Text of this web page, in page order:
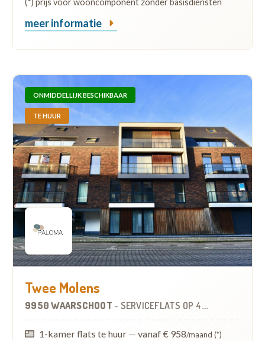
meer informatie
ONMIDDELLIJK BESCHIKBAAR
TE HUUR
Twee Molens
9950 WAARSCHOOT - SERVICEFLATS OP 4.8 KM
1-kamer flats te huur — vanaf € 958/maand (*)